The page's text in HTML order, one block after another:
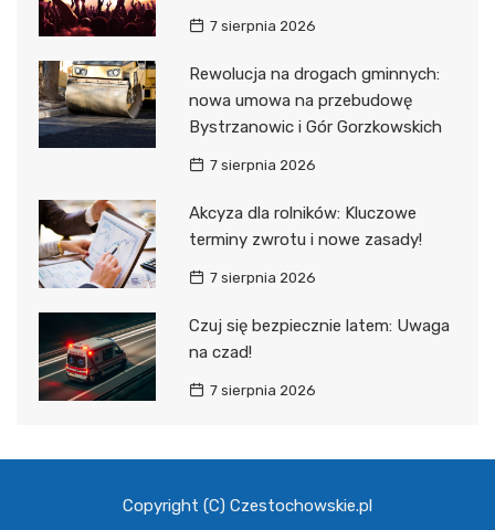
7 sierpnia 2026
Rewolucja na drogach gminnych:
nowa umowa na przebudowę
Bystrzanowic i Gór Gorzkowskich
7 sierpnia 2026
Akcyza dla rolników: Kluczowe
terminy zwrotu i nowe zasady!
7 sierpnia 2026
Czuj się bezpiecznie latem: Uwaga
na czad!
7 sierpnia 2026
Copyright (C) Czestochowskie.pl